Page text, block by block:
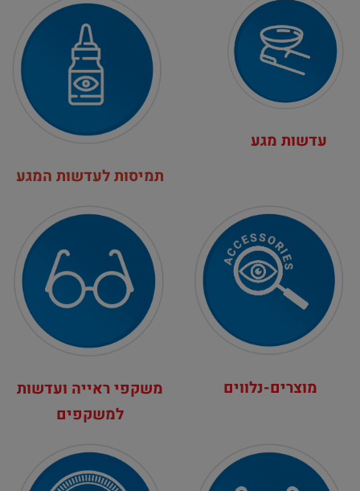
עדשות מגע
תמיסות לעדשות המגע
מוצרים-נלווים
משקפי ראייה ועדשות
למשקפים